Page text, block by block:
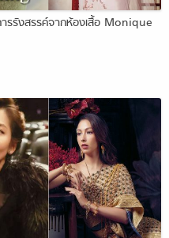
รรังสรรค์จากห้องเสื้อ Monique